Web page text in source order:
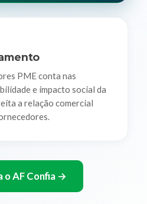
PME conta nas
e impacto social da
a relação comercial
o AF Confia →